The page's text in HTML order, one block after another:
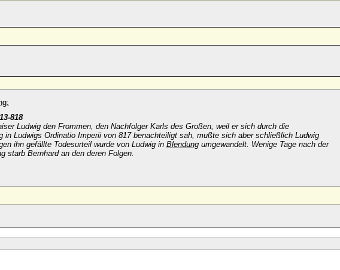
818
Ludwig den Frommen, den Nachfolger Karls des Großen, weil er sich durch die
in Ludwigs Ordinatio Imperii von 817 benachteiligt sah, mußte sich aber schließlich Ludwig
ihn gefällte Todesurteil wurde von Ludwig in Blendung umgewandelt. Wenige Tage nach der
starb Bernhard an den deren Folgen.